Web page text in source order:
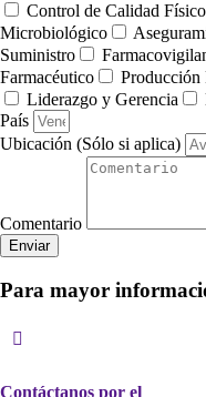
Control de Calidad
Microbiológico
Suministro
Farmacéutico
Producción
Liderazgo y Gerencia
País
Ubicación (Sólo si aplica)
Comentario
Enviar
Para mayor
Contáctanos por el